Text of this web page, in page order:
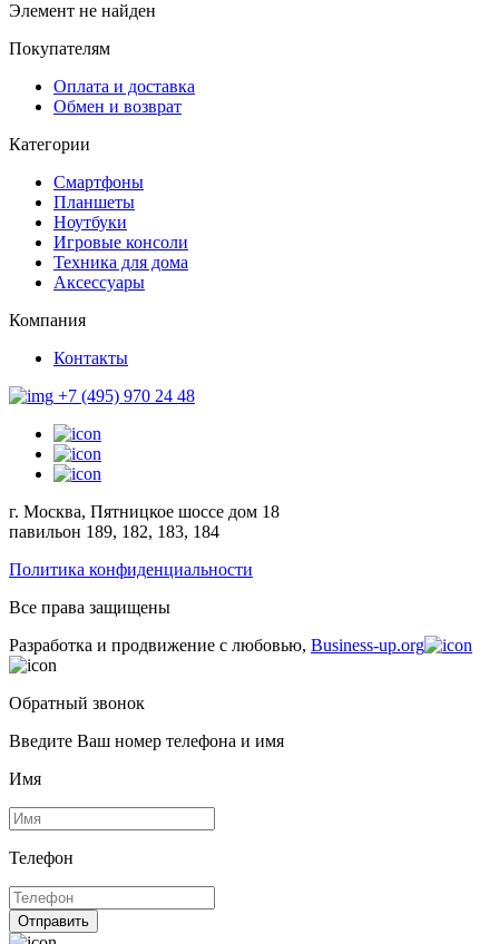
Элемент не найден
Покупателям
Оплата и доставка
Обмен и возврат
Категории
Смартфоны
Планшеты
Ноутбуки
Игровые консоли
Техника для дома
Аксессуары
Компания
Контакты
+7 (495) 970 24 48
г. Москва, Пятницкое шоссе дом 18
павильон 189, 182, 183, 184
Политика конфиденциальности
Все права защищены
Разработка и продвижение с любовью, Business-up.org
Обратный звонок
Введите Ваш номер телефона и имя
Имя
Телефон
Отправить